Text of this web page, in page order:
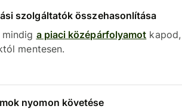
szolgáltatók összehasonlítása
a piaci középárfolyamot kapod,
mentesen.
nyomon követése